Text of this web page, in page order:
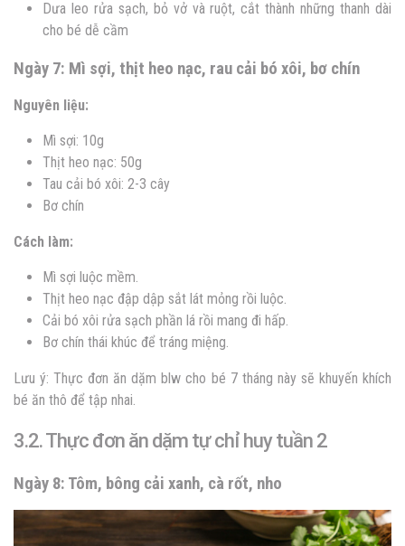
Dưa leo rửa sạch, bỏ vở và ruột, cắt thành những thanh dài
cho bé dễ cầm
Ngày 7: Mì sợi, thịt heo nạc, rau cải bó xôi, bơ chín
Nguyên liệu:
Mì sợi: 10g
Thịt heo nạc: 50g
Tau cải bó xôi: 2-3 cây
Bơ chín
Cách làm:
Mì sợi luộc mềm.
Thịt heo nạc đập dập sắt lát mỏng rồi luộc.
Cải bó xôi rửa sạch phần lá rồi mang đi hấp.
Bơ chín thái khúc để tráng miệng.
Lưu ý: Thực đơn ăn dặm blw cho bé 7 tháng này sẽ khuyến khích
bé ăn thô để tập nhai.
3.2. Thực đơn ăn dặm tự chỉ huy tuần 2
Ngày 8: Tôm, bông cải xanh, cà rốt, nho